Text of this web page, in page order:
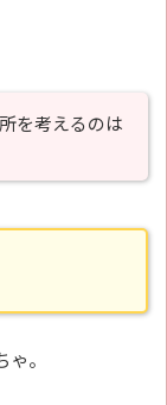
を考えるのは
。